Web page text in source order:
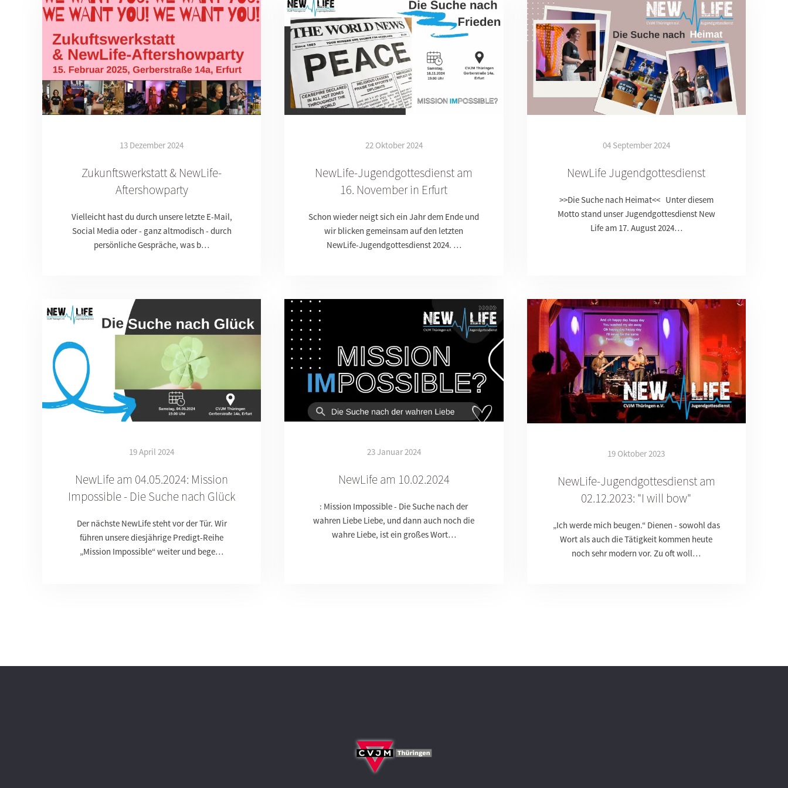
13 Dezember 2024
Zukunftswerkstatt & NewLife-
Aftershowparty
Vielleicht hast du durch unsere letzte E-Mail,
Social Media oder - ganz altmodisch - durch
persönliche Gespräche, was b…
22 Oktober 2024
NewLife-Jugendgottesdienst am
16. November in Erfurt
Schon wieder neigt sich ein Jahr dem Ende und
wir blicken gemeinsam auf den letzten
NewLife-Jugendgottesdienst 2024. …
04 September 2024
NewLife Jugendgottesdienst
>>Die Suche nach Heimat<< Unter diesem
Motto stand unser Jugendgottesdienst New
Life am 17. August 2024…
19 April 2024
NewLife am 04.05.2024: Mission
Impossible - Die Suche nach Glück
Der nächste NewLife steht vor der Tür. Wir
führen unsere diesjährige Predigt-Reihe
„Mission Impossible“ weiter und bege…
23 Januar 2024
NewLife am 10.02.2024
: Mission Impossible - Die Suche nach der
wahren Liebe Liebe, und dann auch noch die
wahre Liebe, ist ein großes Wort…
19 Oktober 2023
NewLife-Jugendgottesdienst am
02.12.2023: "I will bow"
„Ich werde mich beugen.“ Dienen - sowohl das
Wort als auch die Tätigkeit kommen heute
noch sehr modern vor. Zu oft woll…